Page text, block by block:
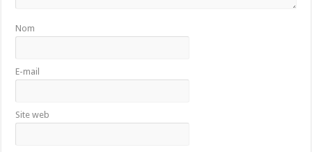
Nom
E-mail
Site web